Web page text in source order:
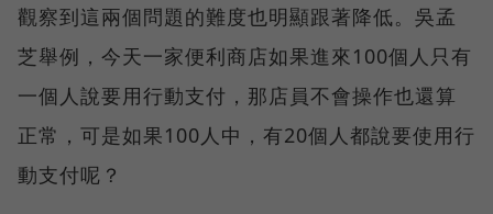
觀察到這兩個問題的難度也明顯跟著降低。吳孟
芝舉例，今天一家便利商店如果進來100個人只有
一個人說要用行動支付，那店員不會操作也還算
正常，可是如果100人中，有20個人都說要使用行
動支付呢？